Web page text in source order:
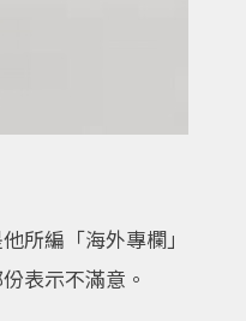
所編「海外專欄」
表示不滿意。